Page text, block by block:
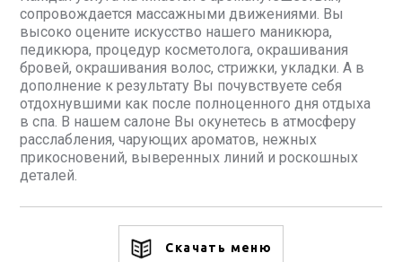
сопровождается массажными движениями. Вы
высоко оцените искусство нашего маникюра,
педикюра, процедур косметолога, окрашивания
бровей, окрашивания волос, стрижки, укладки. А в
дополнение к результату Вы почувствуете себя
отдохнувшими как после полноценного дня отдыха
в спа. В нашем салоне Вы окунетесь в атмосферу
расслабления, чарующих ароматов, нежных
прикосновений, выверенных линий и роскошных
деталей.
Скачать меню